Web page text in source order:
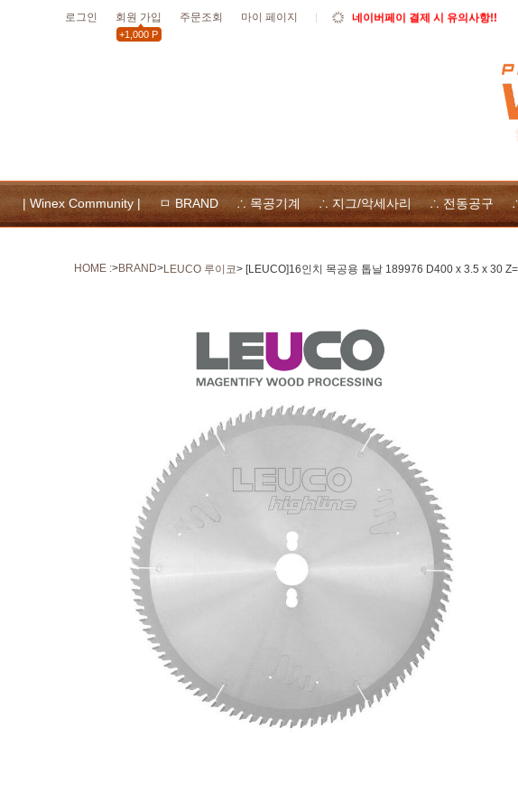
로그인 회원 가입
+1,000 P
주문조회 마이 페이지
10월19일 페스툴 오픈데이 - 사은품
위넥스툴 자사몰 쿠폰 다
| Winex Community | ㅁ BRAND ∴ 목공기계 ∴ 지그/악세사리 ∴ 전동공구
HOME :>BRAND>LEUCO 루이코> [LEUCO]16인치 목공용 톱날 189976 D400 x 3.5 x 30